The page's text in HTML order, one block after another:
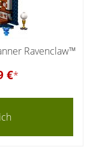
Ravenclaw™
€*